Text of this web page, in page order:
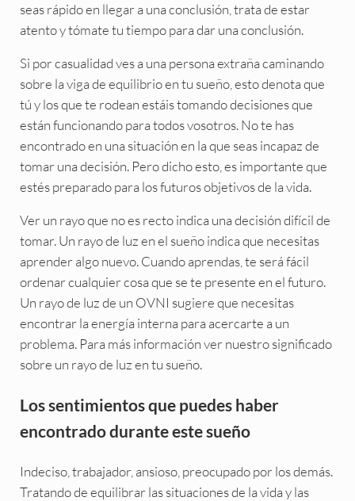
seas rápido en llegar a una conclusión, trata de estar
atento y tómate tu tiempo para dar una conclusión.
Si por casualidad ves a una persona extraña caminando
sobre la viga de equilibrio en tu sueño, esto denota que
tú y los que te rodean estáis tomando decisiones que
están funcionando para todos vosotros. No te has
encontrado en una situación en la que seas incapaz de
tomar una decisión. Pero dicho esto, es importante que
estés preparado para los futuros objetivos de la vida.
Ver un rayo que no es recto indica una decisión difícil de
tomar. Un rayo de luz en el sueño indica que necesitas
aprender algo nuevo. Cuando aprendas, te será fácil
ordenar cualquier cosa que se te presente en el futuro.
Un rayo de luz de un OVNI sugiere que necesitas
encontrar la energía interna para acercarte a un
problema. Para más información ver nuestro significado
sobre un rayo de luz en tu sueño.
Los sentimientos que puedes haber
encontrado durante este sueño
Indeciso, trabajador, ansioso, preocupado por los demás.
Tratando de equilibrar las situaciones de la vida y las